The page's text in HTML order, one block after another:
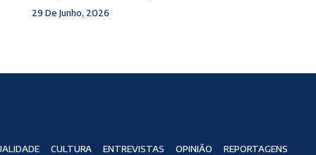
29 De Junho, 2026
CULTURA ENTREVISTAS OPINIÃO REPORTAGENS